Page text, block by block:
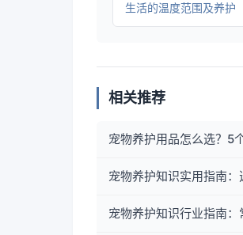
生活的温度范围及养护
相关推荐
宠物养护用品怎么选？5
宠物养护知识实用指南
宠物养护知识行业指南